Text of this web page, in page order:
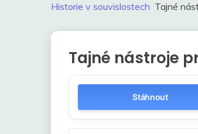
Historie v souvislostech Tajné
Tajné nástroje
Stáhnout